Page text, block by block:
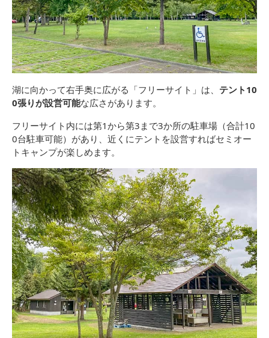
湖に向かって右手奥に広がる「フリーサイト」は、 テント10
0張りが設営可能な広さがあります。
フリーサイト内には第1から第3まで3か所の駐車場（合計10
0台駐車可能）があり、近くにテントを設営すればセミオー
トキャンプが楽しめます。